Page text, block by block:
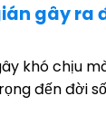
gây ra
khó chịu
đến đời